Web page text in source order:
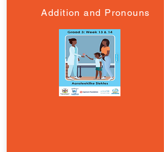
Addition and Pronouns